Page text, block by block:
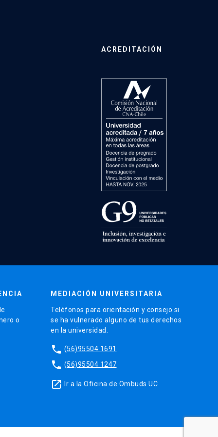
ACREDITACIÓN
o
MEDIACIÓN UNIVERSITARIA
Teléfonos para orientación y consejo si
se ha vulnerado alguno de tus derechos
en la universidad.
phone (56)95504 1691
phone (56)95504 1247
launch Ir a la Oficina de Ombuds UC